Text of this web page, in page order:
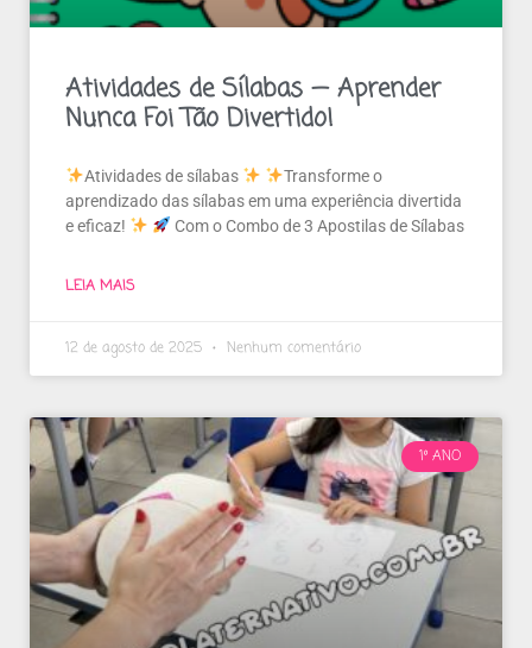
Atividades de Sílabas — Aprender
Nunca Foi Tão Divertido!
Atividades de sílabas
Transforme o
aprendizado das sílabas em uma experiência divertida
e eficaz!
Com o Combo de 3 Apostilas de Sílabas
LEIA MAIS
12 de agosto de 2025 Nenhum comentário
1º ANO